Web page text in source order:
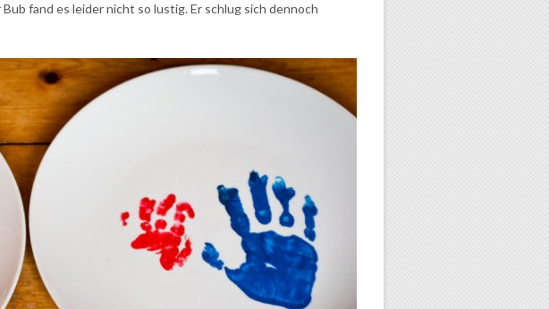
fand es leider nicht so lustig. Er schlug sich dennoch